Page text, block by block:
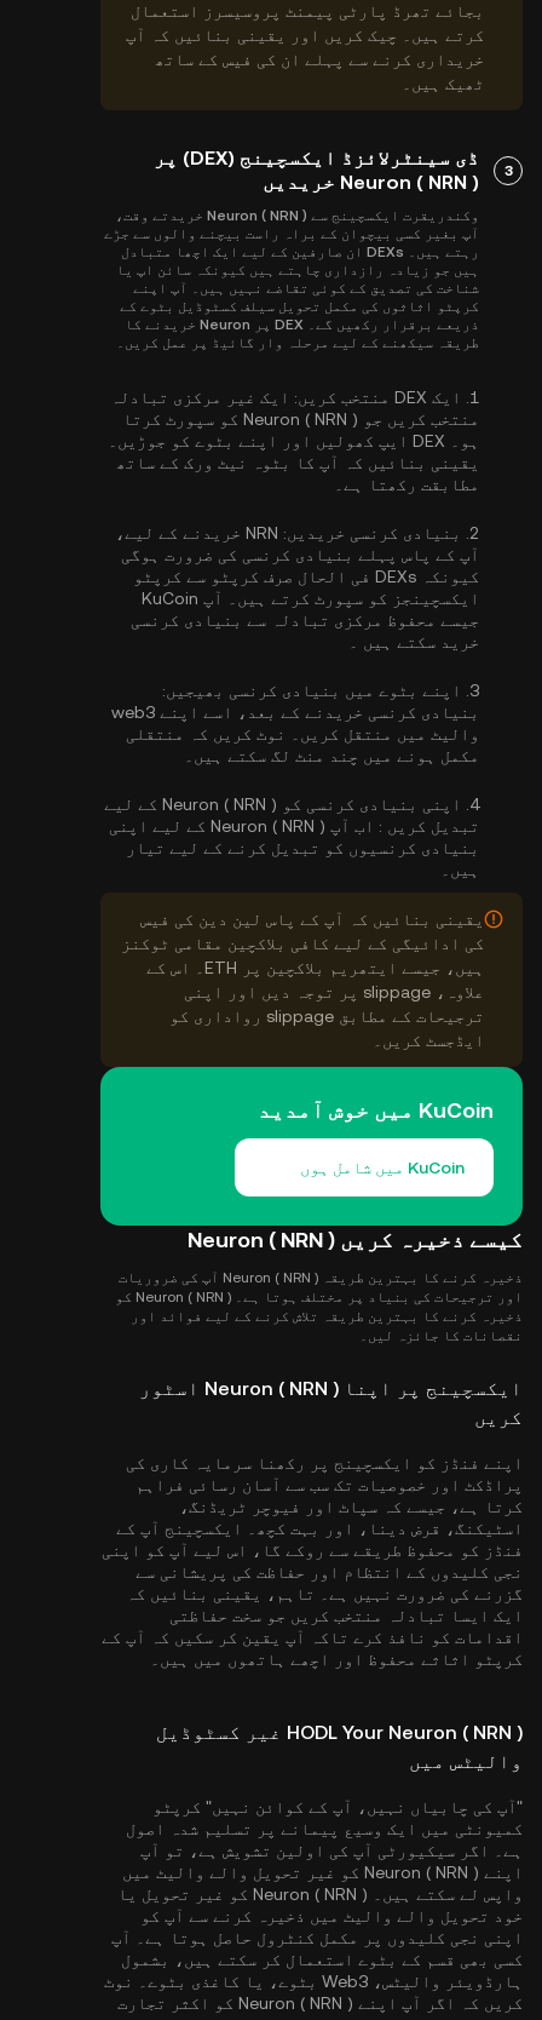
بجائے تھرڈ پارٹی پیمنٹ پروسیسرز استعمال
کرتے ہیں۔ چیک کریں اور یقینی بنائیں کہ آپ
خریداری کرنے سے پہلے ان کی فیس کے ساتھ
ٹھیک ہیں۔
3
ڈی سینٹرلائزڈ ایکسچینج (DEX) پر
Neuron ( NRN ) خریدیں
وکندریقرت ایکسچینج سے Neuron ( NRN ) خریدتے وقت،
آپ بغیر کسی بیچوان کے براہ راست بیچنے والوں سے جڑے
رہتے ہیں۔ DEXs ان صارفین کے لیے ایک اچھا متبادل
ہیں جو زیادہ رازداری چاہتے ہیں کیونکہ سائن اپ یا
شناخت کی تصدیق کے کوئی تقاضے نہیں ہیں۔ آپ اپنے
کرپٹو اثاثوں کی مکمل تحویل سیلف کسٹوڈیل بٹوے کے
ذریعے برقرار رکھیں گے۔ DEX پر Neuron خریدنے کا
طریقہ سیکھنے کے لیے مرحلہ وار گائیڈ پر عمل کریں۔
1. ایک DEX منتخب کریں:
ایک غیر مرکزی تبادلہ
منتخب کریں جو Neuron ( NRN ) کو سپورٹ کرتا
ہو۔ DEX ایپ کھولیں اور اپنے بٹوے کو جوڑیں۔
یقینی بنائیں کہ آپ کا بٹوہ نیٹ ورک کے ساتھ
مطابقت رکھتا ہے۔
2. بنیادی کرنسی خریدیں:
NRN خریدنے کے لیے،
آپ کے پاس پہلے بنیادی کرنسی کی ضرورت ہوگی
کیونکہ DEXs فی الحال صرف کرپٹو سے کرپٹو
ایکسچینجز کو سپورٹ کرتے ہیں۔ آپ KuCoin
جیسے محفوظ مرکزی تبادلہ سے بنیادی کرنسی
خرید سکتے ہیں
3.
اپنے بٹوے میں بنیادی کرنسی بھیجیں:
بنیادی کرنسی خریدنے کے بعد، اسے اپنے web3
والیٹ میں منتقل کریں۔ نوٹ کریں کہ منتقلی
مکمل ہونے میں چند منٹ لگ سکتے ہیں۔
4.
اپنی بنیادی کرنسی کو Neuron ( NRN ) کے لیے
تبدیل کریں :
اب آپ Neuron ( NRN ) کے لیے اپنی
بنیادی کرنسیوں کو تبدیل کرنے کے لیے تیار
ہیں۔
یقینی بنائیں کہ آپ کے پاس لین دین کی فیس
کی ادائیگی کے لیے کافی بلاکچین مقامی ٹوکنز
ہیں، جیسے ایتھریم بلاکچین پر ETH۔ اس کے
علاوہ، slippage پر توجہ دیں اور اپنی
ترجیحات کے مطابق slippage رواداری کو
ایڈجسٹ کریں۔
KuCoin میں خوش آمدید
KuCoin میں شامل ہوں
کیسے ذخیرہ کریں Neuron ( NRN )
ذخیرہ کرنے کا بہترین طریقہ Neuron ( NRN ) آپ کی ضروریات
اور ترجیحات کی بنیاد پر مختلف ہوتا ہے۔ Neuron ( NRN ) کو
ذخیرہ کرنے کا بہترین طریقہ تلاش کرنے کے لیے فوائد اور
نقصانات کا جائزہ لیں۔
ایکسچینج پر اپنا Neuron ( NRN ) اسٹور
کریں
اپنے فنڈز کو ایکسچینج پر رکھنا سرمایہ کاری کی
پراڈکٹ اور خصوصیات تک سب سے آسان رسائی فراہم
کرتا ہے، جیسے کہ سپاٹ اور فیوچر ٹریڈنگ،
اسٹیکنگ، قرض دینا، اور بہت کچھ۔ ایکسچینج آپ کے
فنڈز کو محفوظ طریقے سے روکے گا، اس لیے آپ کو اپنی
نجی کلیدوں کے انتظام اور حفاظت کی پریشانی سے
گزرنے کی ضرورت نہیں ہے۔ تاہم، یقینی بنائیں کہ
ایک ایسا تبادلہ منتخب کریں جو سخت حفاظتی
اقدامات کو نافذ کرے تاکہ آپ یقین کر سکیں کہ آپ کے
کرپٹو اثاثے محفوظ اور اچھے ہاتھوں میں ہیں۔
HODL Your Neuron ( NRN ) غیر کسٹوڈیل
والیٹس میں
"آپ کی چابیاں نہیں، آپ کے کوائن نہیں" کرپٹو
کمیونٹی میں ایک وسیع پیمانے پر تسلیم شدہ اصول
ہے۔ اگر سیکیورٹی آپ کی اولین تشویش ہے، تو آپ
اپنے Neuron ( NRN ) کو غیر تحویل والے والیٹ میں
واپس لے سکتے ہیں۔ Neuron ( NRN ) کو غیر تحویل یا
خود تحویل والے والیٹ میں ذخیرہ کرنے سے آپ کو
اپنی نجی کلیدوں پر مکمل کنٹرول حاصل ہوتا ہے۔ آپ
کسی بھی قسم کے بٹوے استعمال کر سکتے ہیں، بشمول
ہارڈویئر والیٹس، Web3 بٹوے، یا کاغذی بٹوے۔ نوٹ
کریں کہ اگر آپ اپنے Neuron ( NRN ) کو اکثر تجارت